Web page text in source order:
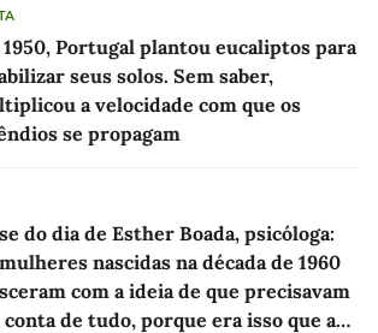
1950, Portugal plantou eucaliptos para
seus solos. Sem saber,
a velocidade com que os
se propagam
do dia de Esther Boada, psicóloga:
nascidas na década de 1960
com a ideia de que precisavam
de tudo, porque era isso que a